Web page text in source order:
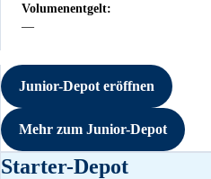
Volumenentgelt:
—
Junior-Depot eröffnen
Mehr zum Junior-Depot
Starter-Depot